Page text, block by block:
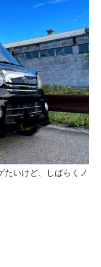
たいけど、しばらくノ